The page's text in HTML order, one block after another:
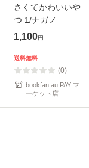
さくてかわいいや
つ 1/ナガノ
1,100円
送料無料
(0)
bookfan au PAY マ
ーケット店